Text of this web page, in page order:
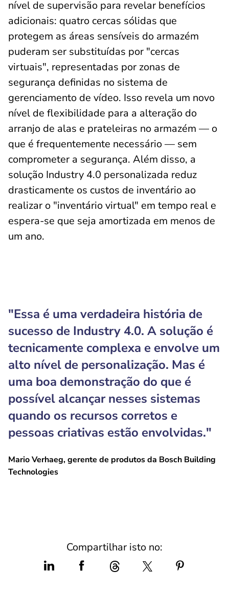
nível de supervisão para revelar benefícios
adicionais: quatro cercas sólidas que
protegem as áreas sensíveis do armazém
puderam ser substituídas por "cercas
virtuais", representadas por zonas de
segurança definidas no sistema de
gerenciamento de vídeo. Isso revela um novo
nível de flexibilidade para a alteração do
arranjo de alas e prateleiras no armazém — o
que é frequentemente necessário — sem
comprometer a segurança. Além disso, a
solução Industry 4.0 personalizada reduz
drasticamente os custos de inventário ao
realizar o "inventário virtual" em tempo real e
espera-se que seja amortizada em menos de
um ano.
"Essa é uma verdadeira história de
sucesso de Industry 4.0. A solução é
tecnicamente complexa e envolve um
alto nível de personalização. Mas é
uma boa demonstração do que é
possível alcançar nesses sistemas
quando os recursos corretos e
pessoas criativas estão envolvidas."
Mario Verhaeg, gerente de produtos da Bosch Building
Technologies
Compartilhar isto no: